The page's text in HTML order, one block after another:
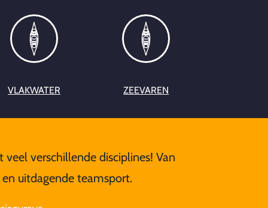
VLAKWATER ZEEVAREN
verschillende disciplines! Van
uitdagende teamsport.